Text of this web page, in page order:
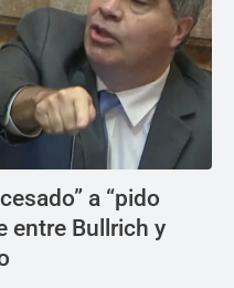
a “pido
entre Bullrich y